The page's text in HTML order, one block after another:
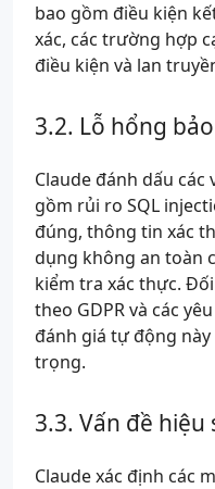
bao gồm điều kiện
xác, các trường hợp
điều kiện và lan
Lỗ hổng
Claude đánh dấu
gồm rủi ro SQL
đúng, thông tin xác
dụng không an toàn
kiểm tra xác thực.
theo GDPR và các
đánh giá tự động
trọng.
Vấn đề hiệu
Claude xác định các